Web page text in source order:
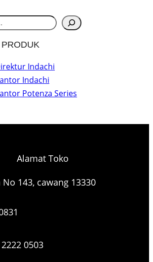
Indachi
Indachi
Potenza Series
Alamat Toko
No 143, cawang 13330
0503